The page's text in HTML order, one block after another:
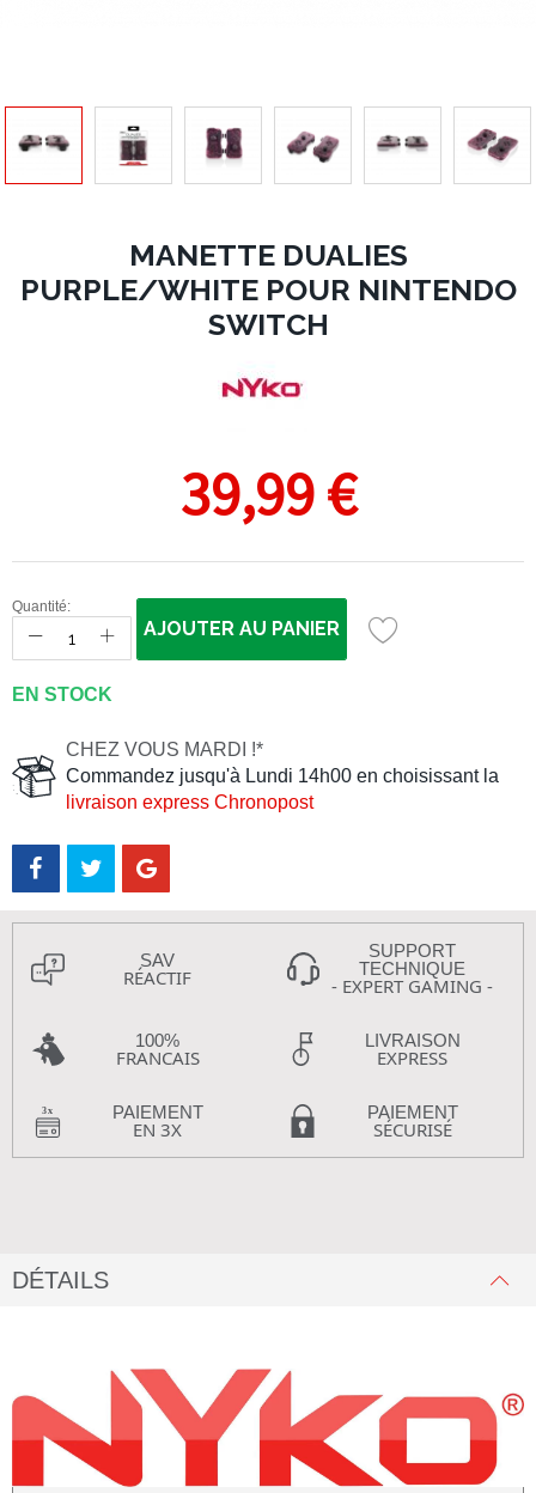
MANETTE DUALIES
PURPLE/WHITE POUR NINTENDO
SWITCH
39,99 €
Quantité:
AJOUTER AU PANIER
EN STOCK
CHEZ VOUS MARDI !*
Commandez jusqu'à Lundi 14h00 en choisissant la
livraison express Chronopost
SAV
RÉACTIF
SUPPORT
TECHNIQUE
- EXPERT GAMING -
100%
FRANCAIS
LIVRAISON
EXPRESS
PAIEMENT
EN 3X
PAIEMENT
SÉCURISÉ
DÉTAILS